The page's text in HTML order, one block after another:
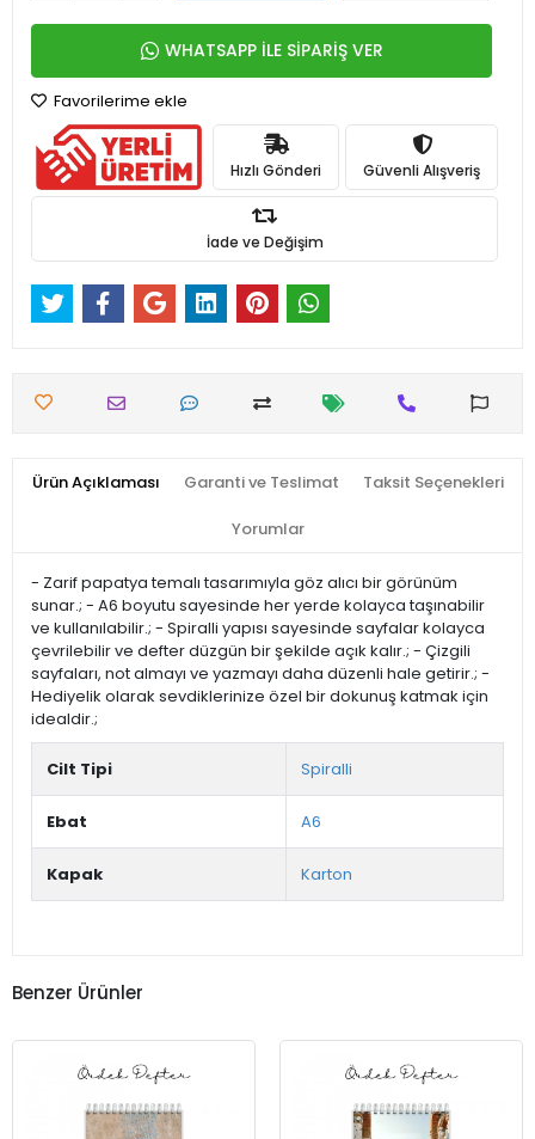
WHATSAPP İLE SİPARİŞ VER
Favorilerime ekle
Hızlı Gönderi Güvenli Alışveriş
İade ve Değişim
Ürün Açıklaması Garanti ve Teslimat Taksit Seçenekleri
Yorumlar
- Zarif papatya temalı tasarımıyla göz alıcı bir görünüm
sunar.; - A6 boyutu sayesinde her yerde kolayca taşınabilir
ve kullanılabilir.; - Spiralli yapısı sayesinde sayfalar kolayca
çevrilebilir ve defter düzgün bir şekilde açık kalır.; - Çizgili
sayfaları, not almayı ve yazmayı daha düzenli hale getirir.; -
Hediyelik olarak sevdiklerinize özel bir dokunuş katmak için
idealdir.;
Cilt Tipi Spiralli
Ebat A6
Kapak Karton
Benzer Ürünler